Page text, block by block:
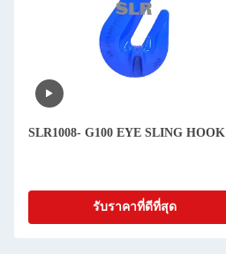
SLR1008- G100 EYE SLING HOOK
รับราคาที่ดีที่สุด